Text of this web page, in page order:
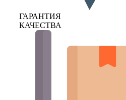
ГАРАНТИЯ
КАЧЕСТВА